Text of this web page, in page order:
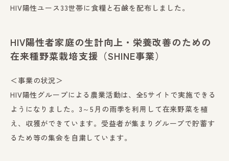
HIV陽性ユース33世帯に食糧と石鹸を配布しました。
HIV陽性者家庭の生計向上・栄養改善のための
在来種野菜栽培支援（SHINE事業）
＜事業の状況＞
HIV陽性グループによる農業活動は、全5サイトで実施できる
ようになりました。3～5月の雨季を利用して在来野菜を植
え、収獲ができています。受益者が集まりグループで貯蓄す
るため等の集会を自粛しています。